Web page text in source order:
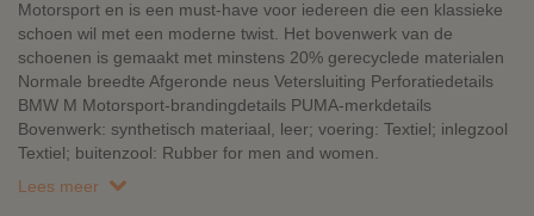
Motorsport en is een must-have voor iedereen die een klassieke
schoen wil met een moderne twist. Het bovenwerk van de
schoenen is gemaakt met minstens 20% gerecyclede materialen
Normale breedte Afgeronde neus Vetersluiting Perforatiedetails
BMW M Motorsport-brandingdetails PUMA-merkdetails
Bovenwerk: synthetisch materiaal, leer; voering: Textiel; inlegzool
Textiel; buitenzool: Rubber for men and women.
Lees meer